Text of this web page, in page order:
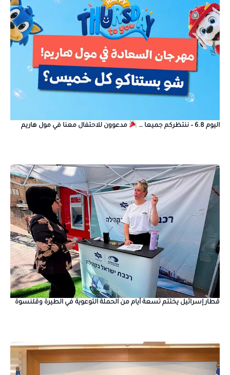
اليوم 6.8 – ننتظركم جميعا … مدعوون للاحتفال معنا في مول هاريم
قطار إسرائيل يختتم تسعة أيام من الحملة التوعوية في الطيرة وقلنسوة